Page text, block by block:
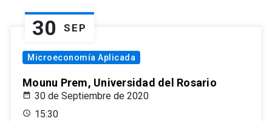
30 SEP
Microeconomía Aplicada
Mounu Prem, Universidad del Rosario
30 de Septiembre de 2020
15:30